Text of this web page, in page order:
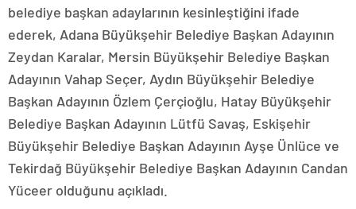
belediye başkan adaylarının kesinleştiğini ifade
ederek, Adana Büyükşehir Belediye Başkan Adayının
Zeydan Karalar, Mersin Büyükşehir Belediye Başkan
Adayının Vahap Seçer, Aydın Büyükşehir Belediye
Başkan Adayının Özlem Çerçioğlu, Hatay Büyükşehir
Belediye Başkan Adayının Lütfü Savaş, Eskişehir
Büyükşehir Belediye Başkan Adayının Ayşe Ünlüce ve
Tekirdağ Büyükşehir Belediye Başkan Adayının Candan
Yüceer olduğunu açıkladı.